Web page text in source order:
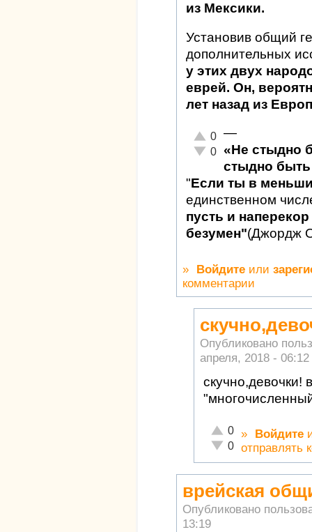
из Мексики.
Установив общий
дополнительных
у этих двух
еврей. Он,
лет назад из
Отлично!
0
Неадекватно!
0
—
«Не стыдно
стыдно быть
"Если ты в
единственном
пусть и
безумен"(Джордж
» Войдите или
комментарии
Опубликовано
апреля, 2018 - 06:12
скучно,девочки!
Отлично!
0
Неадекватно!
0
» Войдите
отправлять
врейская
Опубликовано
13:19